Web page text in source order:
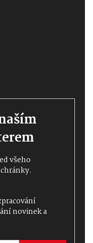
všeho
novinek a